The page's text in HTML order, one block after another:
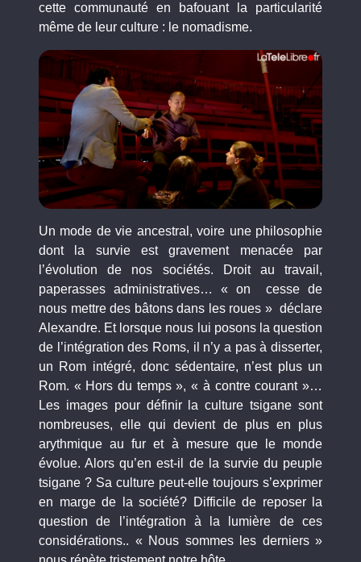
cette communauté en bafouant la particularité
même de leur culture : le nomadisme.
Un mode de vie ancestral, voire une philosophie
dont la survie est gravement menacée par
l’évolution de nos sociétés. Droit au travail,
paperasses administratives… « on cesse de
nous mettre des bâtons dans les roues » déclare
Alexandre. Et lorsque nous lui posons la question
de l’intégration des Roms, il n’y a pas à disserter,
un Rom intégré, donc sédentaire, n’est plus un
Rom. « Hors du temps », « à contre courant »…
Les images pour définir la culture tsigane sont
nombreuses, elle qui devient de plus en plus
arythmique au fur et à mesure que le monde
évolue. Alors qu’en est-il de la survie du peuple
tsigane ? Sa culture peut-elle toujours s’exprimer
en marge de la société? Difficile de reposer la
question de l’intégration à la lumière de ces
considérations.. « Nous sommes les derniers »